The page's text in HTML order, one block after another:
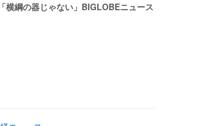
綱の器じゃない」BIGLOBEニュース